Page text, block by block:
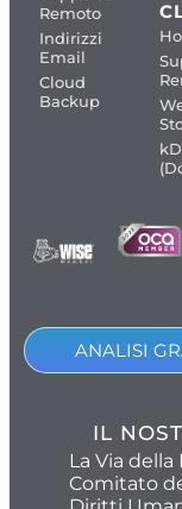
Remoto
Indirizzi
Email
Cloud
Backup
ANALISI
IL
La Via della
Comitato